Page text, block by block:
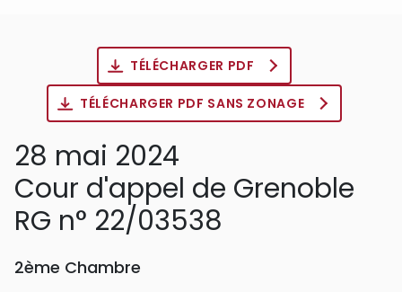
TÉLÉCHARGER PDF
TÉLÉCHARGER PDF SANS ZONAGE
28 mai 2024
Cour d'appel de Grenoble
RG n° 22/03538
2ème Chambre